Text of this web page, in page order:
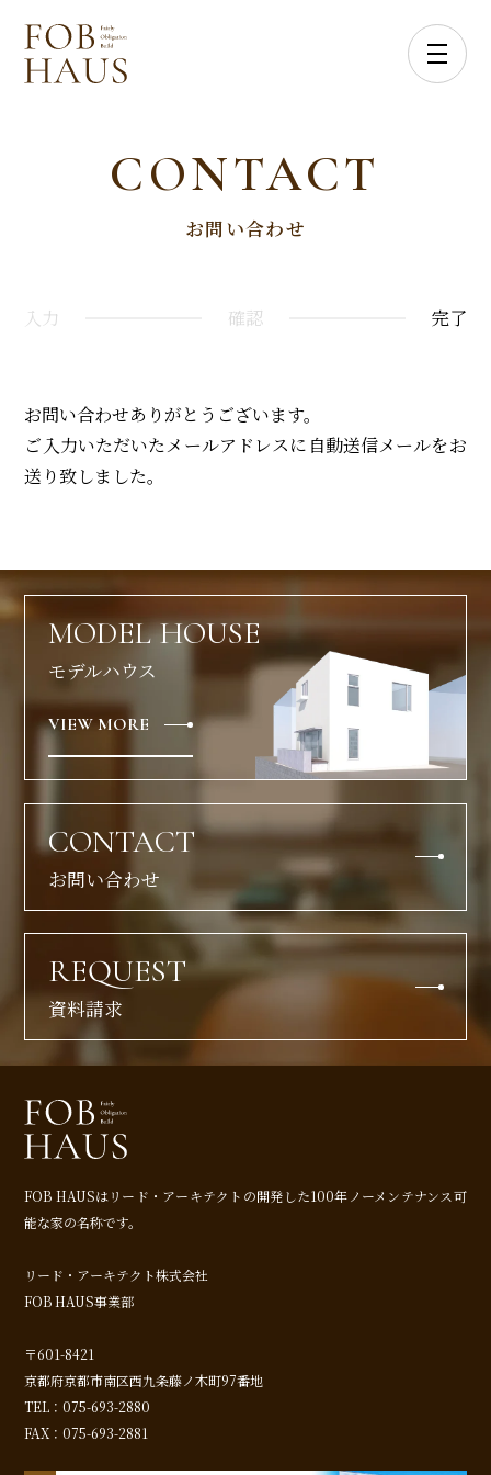
CONTACT
お問い合わせ
入力 確認 完了
お問い合わせありがとうございます。
ご入力いただいたメールアドレスに自動送信メールをお
送り致しました。
MODEL HOUSE
モデルハウス
VIEW MORE
CONTACT
お問い合わせ
REQUEST
資料請求
FOB HAUSはリード・アーキテクトの開発した100年ノーメンテナンス可
能な家の名称です。
リード・アーキテクト株式会社
FOB HAUS事業部
〒601-8421
京都府京都市南区西九条藤ノ木町97番地
TEL：075-693-2880
FAX：075-693-2881